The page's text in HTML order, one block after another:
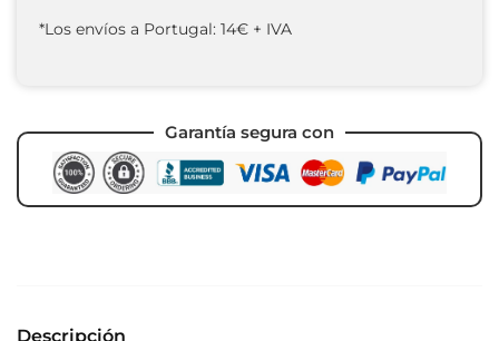
*Los envíos a Portugal: 14€ + IVA
Garantía segura con
Descripción